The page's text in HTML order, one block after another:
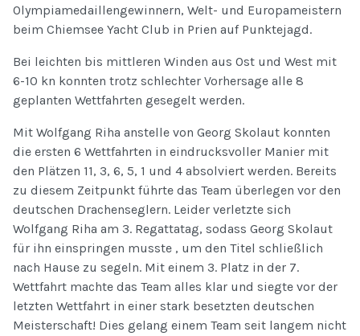
Olympiamedaillengewinnern, Welt- und Europameistern
beim Chiemsee Yacht Club in Prien auf Punktejagd.
Bei leichten bis mittleren Winden aus Ost und West mit
6-10 kn konnten trotz schlechter Vorhersage alle 8
geplanten Wettfahrten gesegelt werden.
Mit Wolfgang Riha anstelle von Georg Skolaut konnten
die ersten 6 Wettfahrten in eindrucksvoller Manier mit
den Plätzen 11, 3, 6, 5, 1 und 4 absolviert werden. Bereits
zu diesem Zeitpunkt führte das Team überlegen vor den
deutschen Drachenseglern. Leider verletzte sich
Wolfgang Riha am 3. Regattatag, sodass Georg Skolaut
für ihn einspringen musste , um den Titel schließlich
nach Hause zu segeln. Mit einem 3. Platz in der 7.
Wettfahrt machte das Team alles klar und siegte vor der
letzten Wettfahrt in einer stark besetzten deutschen
Meisterschaft! Dies gelang einem Team seit langem nicht